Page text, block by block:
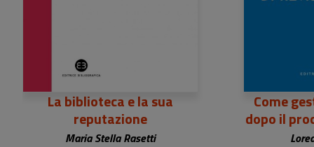
La biblioteca e la sua
reputazione
Maria Stella Rasetti
Come
dopo il